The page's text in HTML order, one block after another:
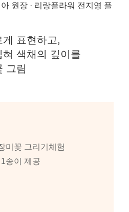
원장 · 리랑플라워 전지영 플
표현하고,
색채의 깊이를
그림
미꽃 그리기체험
송이 제공